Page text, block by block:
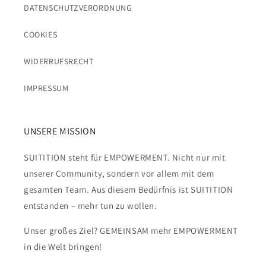
DATENSCHUTZVERORDNUNG
COOKIES
WIDERRUFSRECHT
IMPRESSUM
UNSERE MISSION
SUITITION steht für EMPOWERMENT. Nicht nur mit
unserer Community, sondern vor allem mit dem
gesamten Team. Aus diesem Bedürfnis ist SUITITION
entstanden – mehr tun zu wollen.
Unser großes Ziel? GEMEINSAM mehr EMPOWERMENT
in die Welt bringen!